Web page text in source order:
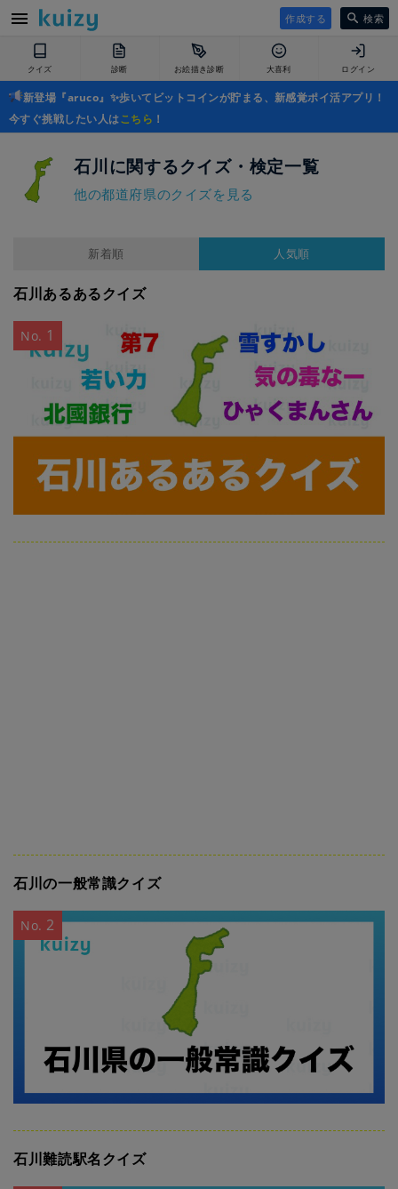
作成する 検索
クイズ 診断 お絵描き診断 大喜利 ログイン
新登場『aruco』✨歩いてビットコインが貯まる、新感覚ポイ活アプリ！
今すぐ挑戦したい人はこちら ！
石川に関するクイズ・検定一覧
他の都道府県のクイズを見る
新着順 人気順
石川あるあるクイズ
No. 1
石川の一般常識クイズ
No. 2
石川難読駅名クイズ